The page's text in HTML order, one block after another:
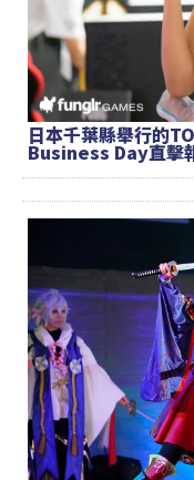
日本千葉縣舉行的
Business Day直擊